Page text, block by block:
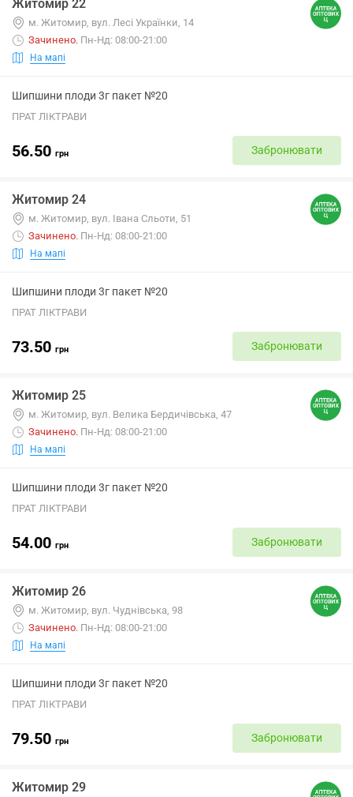
Житомир 22
м. Житомир, вул. Лесі Українки, 14
Зачинено. Пн-Нд: 08:00-21:00
На мапі
Шипшини плоди 3г пакет №20
ПРАТ ЛІКТРАВИ
56.50 грн Забронювати
Житомир 24
м. Житомир, вул. Івана Сльоти, 51
Зачинено. Пн-Нд: 08:00-21:00
На мапі
Шипшини плоди 3г пакет №20
ПРАТ ЛІКТРАВИ
73.50 грн Забронювати
Житомир 25
м. Житомир, вул. Велика Бердичівська, 47
Зачинено. Пн-Нд: 08:00-21:00
На мапі
Шипшини плоди 3г пакет №20
ПРАТ ЛІКТРАВИ
54.00 грн Забронювати
Житомир 26
м. Житомир, вул. Чуднівська, 98
Зачинено. Пн-Нд: 08:00-21:00
На мапі
Шипшини плоди 3г пакет №20
ПРАТ ЛІКТРАВИ
79.50 грн Забронювати
Житомир 29